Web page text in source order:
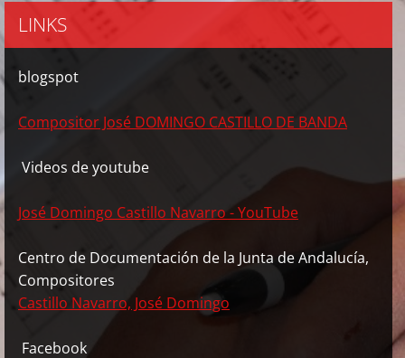
LINKS
blogspot
Compositor José DOMINGO CASTILLO DE BANDA
Videos de youtube
José Domingo Castillo Navarro - YouTube
Centro de Documentación de la Junta de Andalucía,
Compositores
Castillo Navarro, José Domingo
Facebook